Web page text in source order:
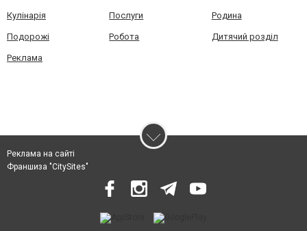
Кулінарія Послуги Родина
Подорожі Робота Дитячий розділ
Реклама
Реклама на сайті
Франшиза "CitySites"